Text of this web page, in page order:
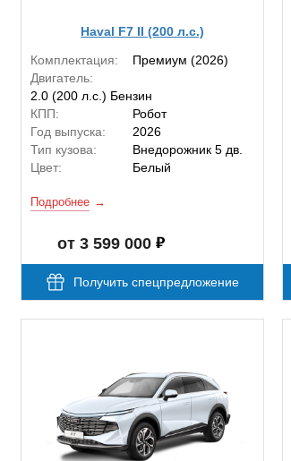
Haval F7 II (200 л.с.)
Комплектация:
Премиум (2026)
Двигатель:
2.0 (200 л.с.) Бензин
КПП:
Робот
Год выпуска:
2026
Тип кузова:
Внедорожник 5 дв.
Цвет:
Белый
Подробнее
от 3 599 000
Получить спецпредложение